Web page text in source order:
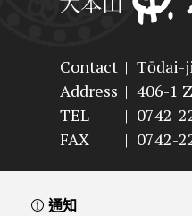
Contact | Tōdai-
Address | 406-1
TEL
| 0742-
FAX
| 0742-
通知